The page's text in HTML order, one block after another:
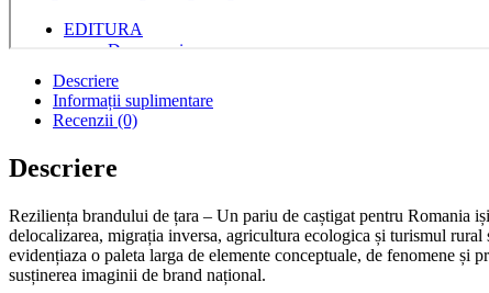
Descriere
Informații suplimentare
Recenzii (0)
Descriere
Reziliența brandului de țara – Un pariu de caștigat pentru Romania
delocalizarea, migrația inversa, agricultura ecologica și turismul
evidențiaza o paleta larga de elemente conceptuale, de fenomene
susținerea imaginii de brand național.